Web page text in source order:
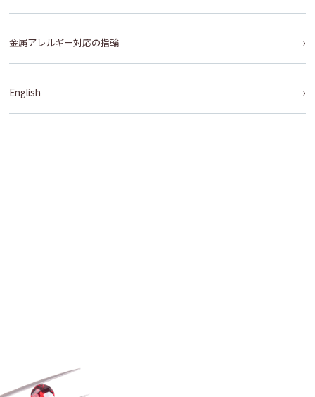
金属アレルギー対応の指輪
English